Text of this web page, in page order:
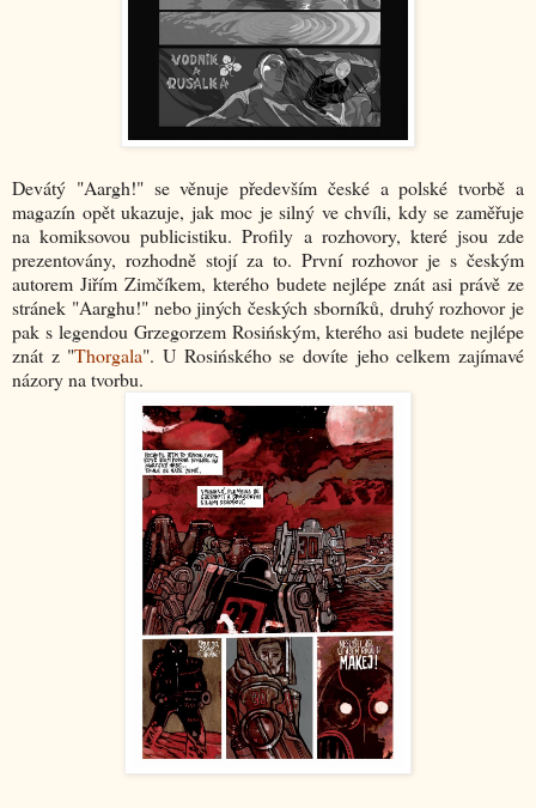
Devátý "Aargh!" se věnuje především české a polské tvorbě a
magazín opět ukazuje, jak moc je silný ve chvíli, kdy se zaměřuje
na komiksovou publicistiku. Profily a rozhovory, které jsou zde
prezentovány, rozhodně stojí za to. První rozhovor je s českým
autorem Jiřím Zimčíkem, kterého budete nejlépe znát asi právě ze
stránek "Aarghu!" nebo jiných českých sborníků, druhý rozhovor je
pak s legendou Grzegorzem Rosińským, kterého asi budete nejlépe
znát z "Thorgala". U Rosińského se dovíte jeho celkem zajímavé
názory na tvorbu.